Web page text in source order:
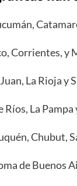
Corrientes, y
La Rioja y
La Pampa
Chubut,
de Buenos